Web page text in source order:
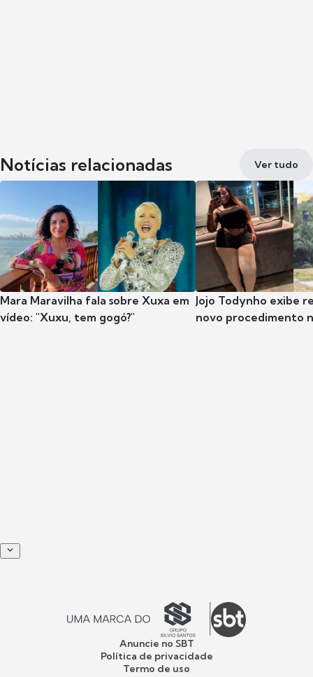
Notícias relacionadas Ver tudo
Mara Maravilha fala sobre Xuxa em
vídeo: "Xuxu, tem gogó?"
Jojo Todynho exibe
novo procedimento
Anuncie no SBT
Política de privacidade
Termo de uso